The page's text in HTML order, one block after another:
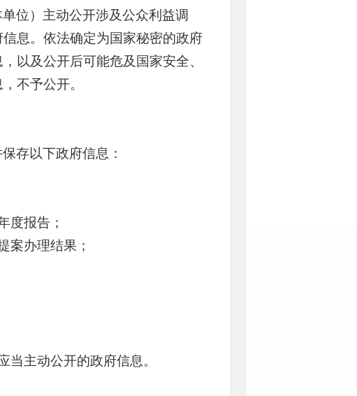
位）主动公开涉及公众利益调
息。依法确定为国家秘密的政府
以及公开后可能危及国家安全、
不予公开。
存以下政府信息：
度报告；
案办理结果；
当主动公开的政府信息。